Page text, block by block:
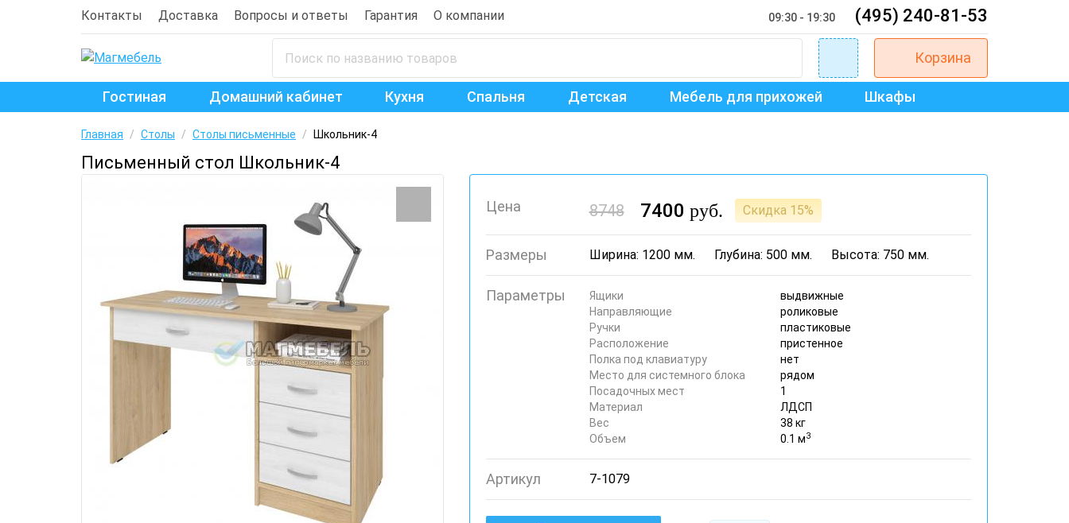
Контакты Доставка Вопросы и ответы Гарантия О компании 09:30 - 19:30 (495) 240-81-53
Корзина
Гостиная Домашний кабинет Кухня Спальня Детская Мебель для прихожей Шкафы
Главная / Столы / Столы письменные / Школьник-4
Письменный стол Школьник-4
Цена 8748 7400 руб. Скидка 15%
Размеры Ширина: 1200 мм. Глубина: 500 мм. Высота: 750 мм.
Параметры Ящики
выдвижные
Направляющие
роликовые
Ручки
пластиковые
Расположение
пристенное
Полка под клавиатуру
нет
Место для системного блока
рядом
Посадочных мест
1
Материал
ЛДСП
Вес
38 кг
Объем
0.1 м3
Артикул 7-1079